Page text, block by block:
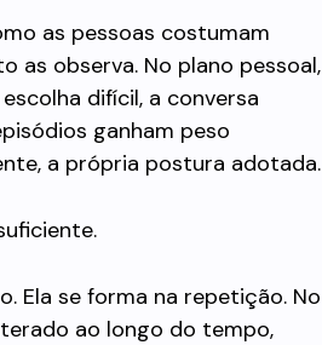
as pessoas costumam
as observa. No plano pessoal,
difícil, a conversa
ganham peso
a própria postura adotada.
Ela se forma na repetição. No
ao longo do tempo,